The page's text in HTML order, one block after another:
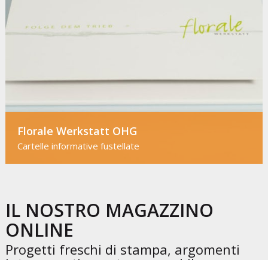
Florale Werkstatt OHG
Cartelle informative fustellate
IL NOSTRO MAGAZZINO
ONLINE
Progetti freschi di stampa, argomenti